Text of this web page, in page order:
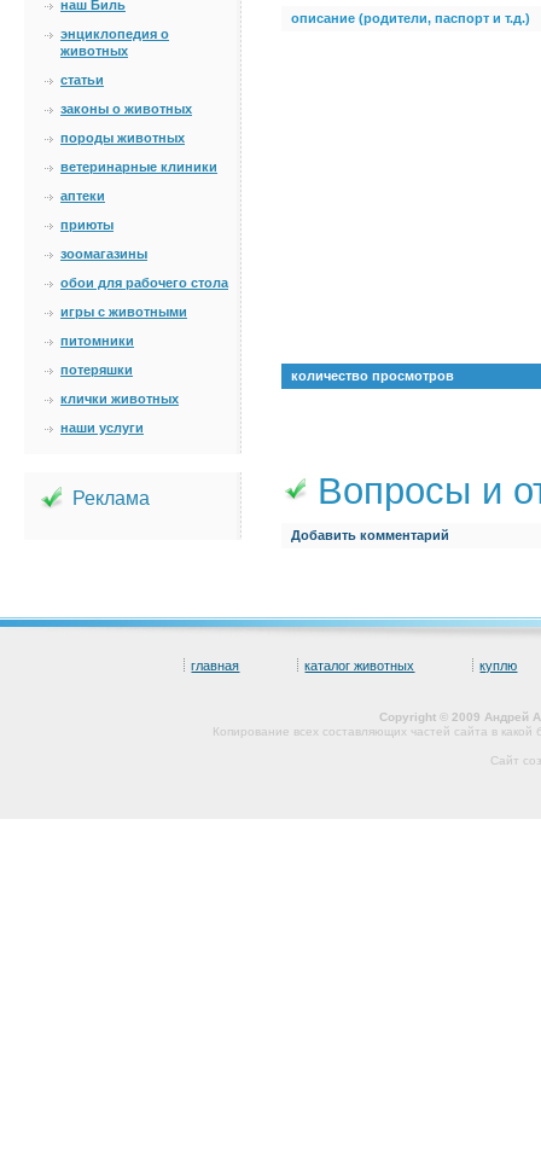
наш Биль
энциклопедия о
животных
статьи
законы о животных
породы животных
ветеринарные клиники
аптеки
приюты
зоомагазины
обои для рабочего стола
игры с животными
питомники
потеряшки
клички животных
наши услуги
Реклама
описание (родители, паспорт и т.д.)
количество просмотров
Вопросы и
Добавить комментарий
главная каталог животных куплю
Copyright © 2009 Андрей
Копирование всех составляющих частей сайта в
Сайт